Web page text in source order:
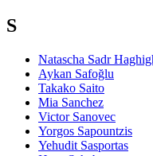
S
Natascha Sadr
Aykan Safoğlu
Takako Saito
Mia Sanchez
Victor Sanovec
Yorgos Sapountzis
Yehudit Sasportas